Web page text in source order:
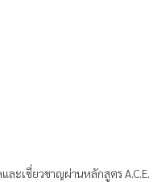
ะเชี่ยวชาญผ่านหลักสูตร